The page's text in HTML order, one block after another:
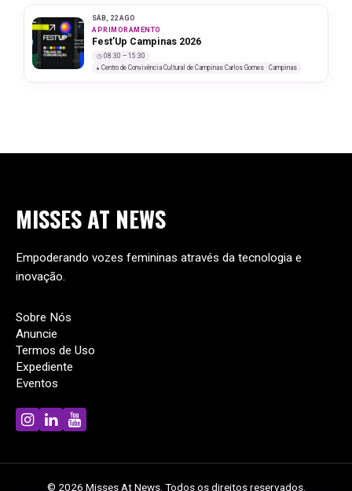
SÁB, 22 AGO
APRIMORAMENTO
Fest’Up Campinas 2026
08:30 – 15:30
Centro de Convivência Cultural de Campinas Carlos Gomes · Campinas
MISSESAT NEWS
Empoderando vozes femininas através da tecnologia e
inovação.
Sobre Nós
Anuncie
Termos de Uso
Expediente
Eventos
© 2026 Misses At News. Todos os direitos reservados.